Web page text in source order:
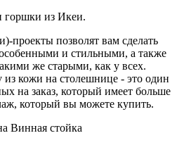
позволят вам сделать
и стильными, а также
же старыми, как у всех.
кожи на столешнице - это один
на заказ, который имеет больше
который вы можете купить.